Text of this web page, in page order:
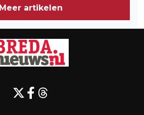
Meer artikelen